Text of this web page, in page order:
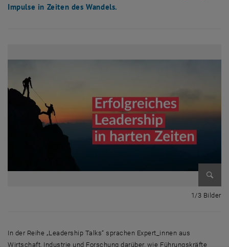
Impulse in Zeiten des Wandels.
Bild
1/3 Bilder
In der Reihe „Leadership Talks“ sprachen Expert_innen aus
Wirtschaft, Industrie und Forschung darüber, wie Führungskräfte